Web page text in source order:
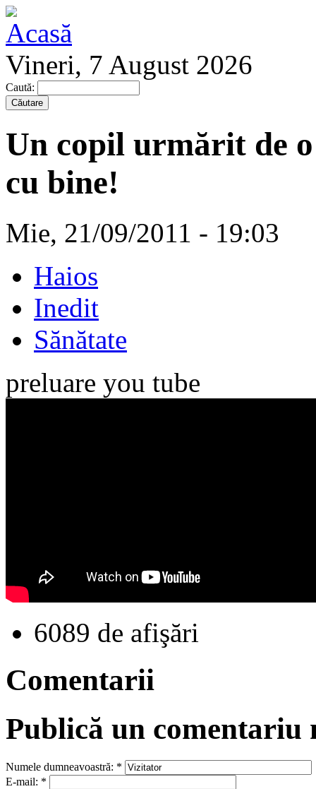
Vineri, 7 August 2026
Caută:
Un copil urmărit de
cu bine!
Mie, 21/09/2011 - 19:03
Haios
Inedit
Sănătate
preluare you tube
6089 de afişări
Comentarii
Publică un comentariu
Numele dumneavoastră: *
E-mail: *